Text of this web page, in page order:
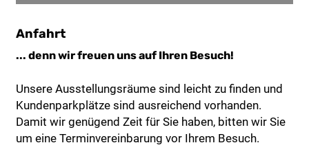
Anfahrt
... denn wir freuen uns auf Ihren Besuch!
Unsere Ausstellungsräume sind leicht zu finden und
Kundenparkplätze sind ausreichend vorhanden.
Damit wir genügend Zeit für Sie haben, bitten wir Sie
um eine Terminvereinbarung vor Ihrem Besuch.